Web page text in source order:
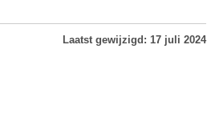
Laatst gewijzigd: 17 juli 2024